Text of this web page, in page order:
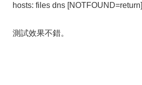
hosts: files dns [NOTFOUND=return]
測試效果不錯。